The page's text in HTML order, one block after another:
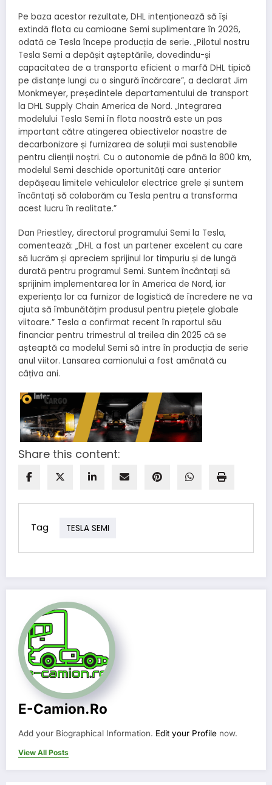
Pe baza acestor rezultate, DHL intenționează să își
extindă flota cu camioane Semi suplimentare în 2026,
odată ce Tesla începe producția de serie. „Pilotul nostru
Tesla Semi a depășit așteptările, dovedindu-și
capacitatea de a transporta eficient o marfă DHL tipică
pe distanțe lungi cu o singură încărcare”, a declarat Jim
Monkmeyer, președintele departamentului de transport
la DHL Supply Chain America de Nord. „Integrarea
modelului Tesla Semi în flota noastră este un pas
important către atingerea obiectivelor noastre de
decarbonizare și furnizarea de soluții mai sustenabile
pentru clienții noștri. Cu o autonomie de până la 800 km,
modelul Semi deschide oportunități care anterior
depășeau limitele vehiculelor electrice grele și suntem
încântați să colaborăm cu Tesla pentru a transforma
acest lucru în realitate.”
Dan Priestley, directorul programului Semi la Tesla,
comentează: „DHL a fost un partener excelent cu care
să lucrăm și apreciem sprijinul lor timpuriu și de lungă
durată pentru programul Semi. Suntem încântați să
sprijinim implementarea lor în America de Nord, iar
experiența lor ca furnizor de logistică de încredere ne va
ajuta să îmbunătățim produsul pentru piețele globale
viitoare.” Tesla a confirmat recent în raportul său
financiar pentru trimestrul al treilea din 2025 că se
așteaptă ca modelul Semi să intre în producția de serie
anul viitor. Lansarea camionului a fost amânată cu
câțiva ani.
Share this content:
Tag TESLA SEMI
E-Camion.ro
Add your Biographical Information. Edit your Profile now.
View All Posts